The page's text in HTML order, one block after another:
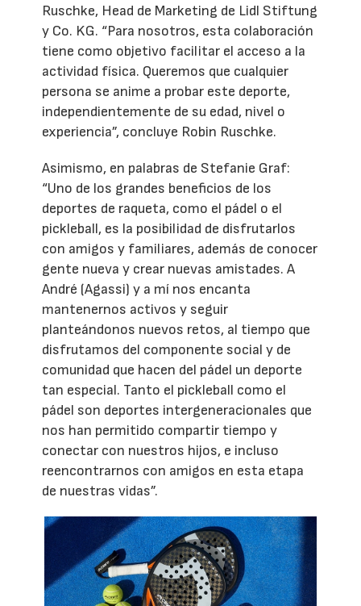
Ruschke, Head de Marketing de Lidl Stiftung
y Co. KG. “Para nosotros, esta colaboración
tiene como objetivo facilitar el acceso a la
actividad física. Queremos que cualquier
persona se anime a probar este deporte,
independientemente de su edad, nivel o
experiencia”, concluye Robin Ruschke.
Asimismo, en palabras de Stefanie Graf:
“Uno de los grandes beneficios de los
deportes de raqueta, como el pádel o el
pickleball, es la posibilidad de disfrutarlos
con amigos y familiares, además de conocer
gente nueva y crear nuevas amistades. A
André (Agassi) y a mí nos encanta
mantenernos activos y seguir
planteándonos nuevos retos, al tiempo que
disfrutamos del componente social y de
comunidad que hacen del pádel un deporte
tan especial. Tanto el pickleball como el
pádel son deportes intergeneracionales que
nos han permitido compartir tiempo y
conectar con nuestros hijos, e incluso
reencontrarnos con amigos en esta etapa
de nuestras vidas”.